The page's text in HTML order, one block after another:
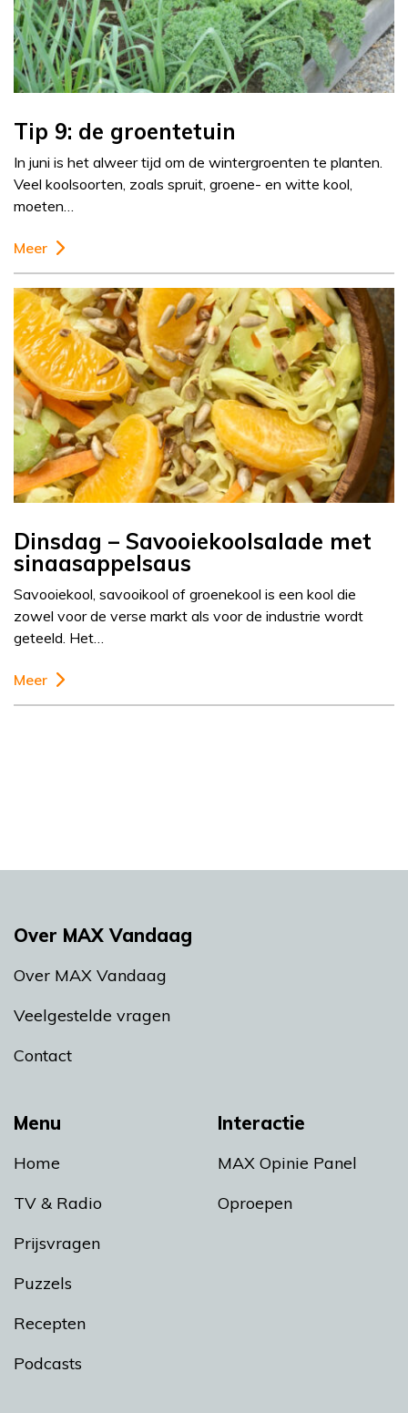
Tip 9: de groentetuin
In juni is het alweer tijd om de wintergroenten te planten.
Veel koolsoorten, zoals spruit, groene- en witte kool,
moeten…
Meer
Dinsdag – Savooiekoolsalade met
sinaasappelsaus
Savooiekool, savooikool of groenekool is een kool die
zowel voor de verse markt als voor de industrie wordt
geteeld. Het…
Meer
Menu
Home
TV & Radio
Prijsvragen
Puzzels
Recepten
Podcasts
Interactie
MAX Opinie Panel
Oproepen
Over MAX Vandaag
Over MAX Vandaag
Veelgestelde vragen
Contact